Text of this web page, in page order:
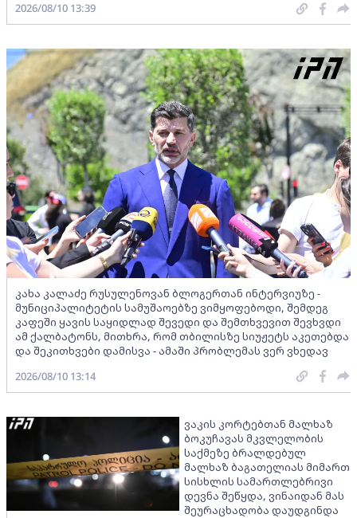
2026/08/10 13:39
კახა კალაძე რუსულენოვან ბლოგერთან ინტერვიუზე -
მუნიციპალიტეტის სამუშაოებზე ვიმყოფებოდი, შემდეგ
კაფეში ყავის საყიდლად შევედი და შემთხვევით შევხვდი
ამ ქალბატონს, მითხრა, რომ თბილისზე სიუჟეტს აკეთებდა
და შეკითხვები დამისვა - ამაში პრობლემას ვერ ვხედავ
2026/08/10 13:14
ვაკის კორტებთან მალხაზ
ბოკუჩავას მკვლელობის
საქმეზე ბრალდებულ
მალხაზ ბაგათელიას მიმართ
სისხლის სამართლებრივი
დევნა შეწყდა, ვინაიდან მას
შეურაცხადობა დაუდგინდა